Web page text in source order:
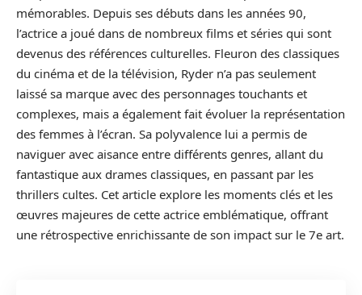
mémorables. Depuis ses débuts dans les années 90,
l’actrice a joué dans de nombreux films et séries qui sont
devenus des références culturelles. Fleuron des classiques
du cinéma et de la télévision, Ryder n’a pas seulement
laissé sa marque avec des personnages touchants et
complexes, mais a également fait évoluer la représentation
des femmes à l’écran. Sa polyvalence lui a permis de
naviguer avec aisance entre différents genres, allant du
fantastique aux drames classiques, en passant par les
thrillers cultes. Cet article explore les moments clés et les
œuvres majeures de cette actrice emblématique, offrant
une rétrospective enrichissante de son impact sur le 7e art.